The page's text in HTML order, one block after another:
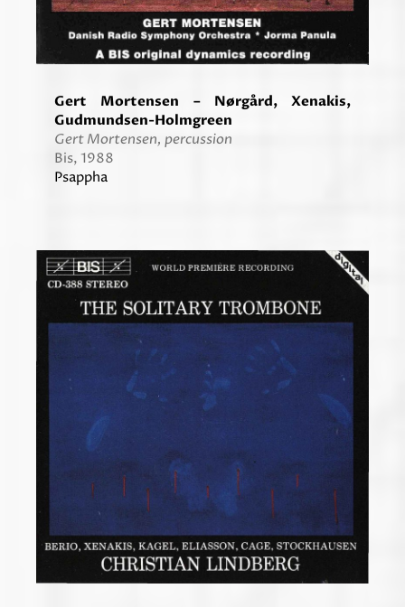
Gert Mortensen – Nørgård, Xenakis,
Gudmundsen-Holmgreen
Gert Mortensen, percussion
Bis, 1988
Psappha